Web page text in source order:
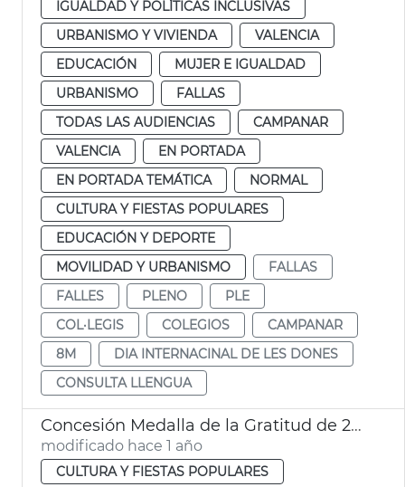
IGUALDAD Y POLÍTICAS INCLUSIVAS
URBANISMO Y VIVIENDA
VALENCIA
EDUCACIÓN
MUJER E IGUALDAD
URBANISMO
FALLAS
TODAS LAS AUDIENCIAS
CAMPANAR
VALENCIA
EN PORTADA
EN PORTADA TEMÁTICA
NORMAL
CULTURA Y FIESTAS POPULARES
EDUCACIÓN Y DEPORTE
MOVILIDAD Y URBANISMO
FALLAS
FALLES
PLENO
PLE
COL·LEGIS
COLEGIOS
CAMPANAR
8M
DIA INTERNACINAL DE LES DONES
CONSULTA LLENGUA
Concesión Medalla de la Gratitud de 2025 a 63 entidades
modificado hace 1 año
CULTURA Y FIESTAS POPULARES